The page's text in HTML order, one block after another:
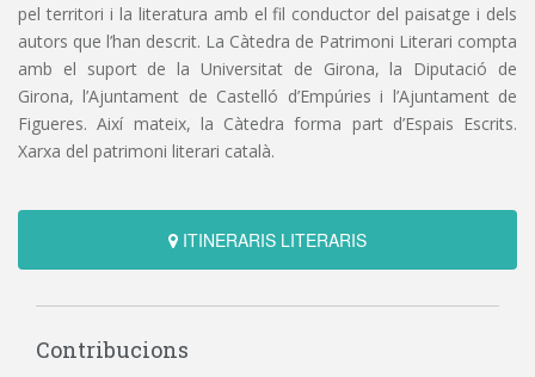
pel territori i la literatura amb el fil conductor del paisatge i dels
autors que l’han descrit. La Càtedra de Patrimoni Literari compta
amb el suport de la Universitat de Girona, la Diputació de
Girona, l’Ajuntament de Castelló d’Empúries i l’Ajuntament de
Figueres. Així mateix, la Càtedra forma part d’Espais Escrits.
Xarxa del patrimoni literari català.
ITINERARIS LITERARIS
Contribucions